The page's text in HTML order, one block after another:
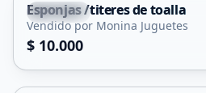
Capital
Esponjas /titeres de toalla
Vendido por Monina Juguetes
$ 10.000